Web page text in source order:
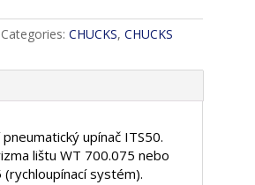
Categories: CHUCKS, CHUCKS
upínač ITS50.
lištu WT 700.075 nebo
systém).